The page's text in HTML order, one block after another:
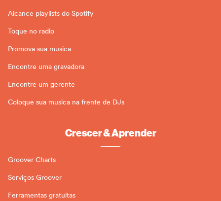
Alcance playlists do Spotify
Toque no radio
Promova sua musica
Encontre uma gravadora
Encontre um gerente
Coloque sua musica na frente de DJs
Crescer & Aprender
Groover Charts
Serviços Groover
Ferramentas gratuitas